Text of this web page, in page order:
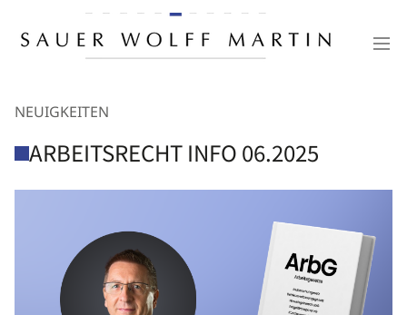
NEUIGKEITEN
ARBEITSRECHT INFO 06.2025